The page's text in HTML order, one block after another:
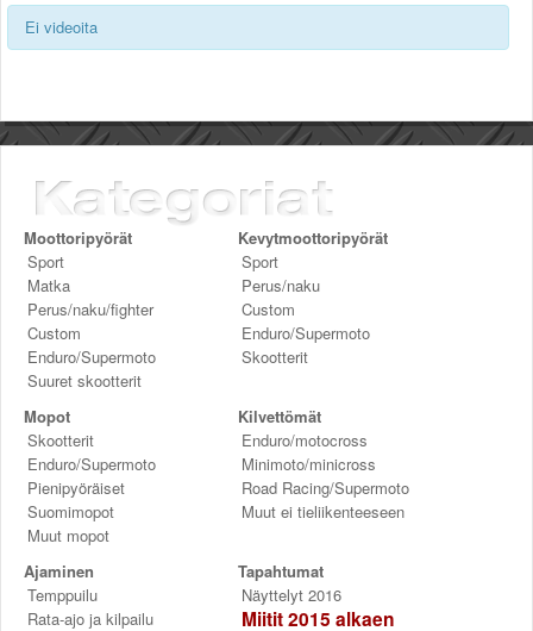
Helsingin sää
Oulun sää
Rovaniemen sää
MUUT
VIP-jäsenyys
Paidat ja vaatteet
Suunnittele oma paita
Mainostus
Palaute
Kevytversio
Ei videoita
Moottoripyörät
Sport
Matka
Perus/naku/fighter
Custom
Enduro/Supermoto
Suuret skootterit
Kevytmoottoripyörät
Sport
Perus/naku
Custom
Enduro/Supermoto
Skootterit
Mopot
Skootterit
Enduro/Supermoto
Pienipyöräiset
Suomimopot
Muut mopot
Kilvettömät
Enduro/motocross
Minimoto/minicross
Road Racing/Supermoto
Muut ei tieliikenteeseen
Ajaminen
Temppuilu
Rata-ajo ja kilpailu
Tapahtumat
Näyttelyt 2016
Miitit 2015 alkaen